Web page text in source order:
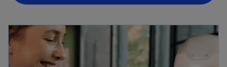
wird in einer neuen Registerkarte geöffnet